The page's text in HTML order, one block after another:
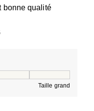
bonne qualité
Taille grand